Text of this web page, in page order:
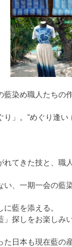
染め職人たちの
」。“めぐり逢い
てきた技と、職
、一期一会の藍染
藍を添える。
探しをお楽しみ
た日本も現在藍の